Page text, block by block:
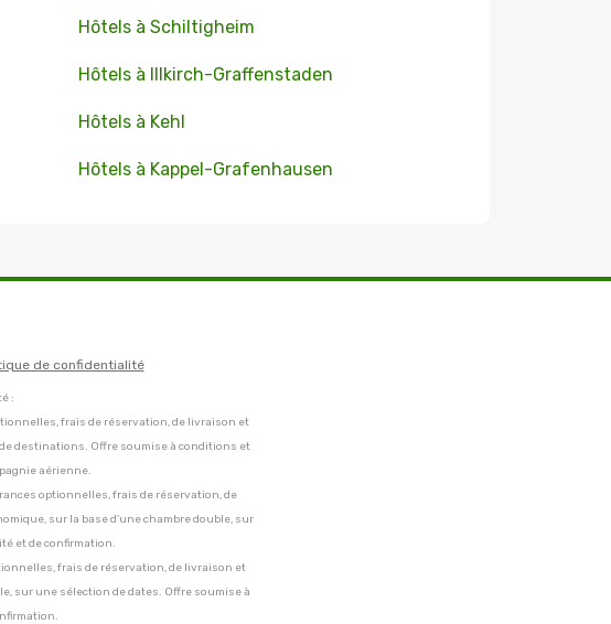
Hôtels à Schiltigheim
Hôtels à Illkirch-Graffenstaden
Hôtels à Kehl
Hôtels à Kappel-Grafenhausen
de confidentialité
:
frais de réservation, de livraison et
destinations. Offre soumise à conditions et
aérienne.
optionnelles, frais de réservation, de
sur la base d'une chambre double, sur
et de confirmation.
frais de réservation, de livraison et
sur une sélection de dates. Offre soumise à